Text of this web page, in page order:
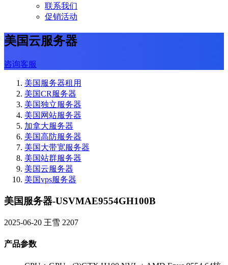
联系我们
促销活动
美国云服务器
咨询客服
美国服务器租用
美国CR服务器
美国独立服务器
美国网站服务器
加拿大服务器
美国高防服务器
美国大带宽服务器
美国站群服务器
美国云服务器
美国vps服务器
美国服务器-USVMAE9554GH100B
2025-06-20 王雪 2207
产品参数